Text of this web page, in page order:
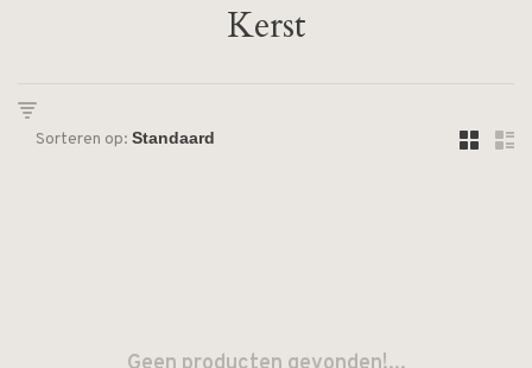
Kerst
Sorteren op: